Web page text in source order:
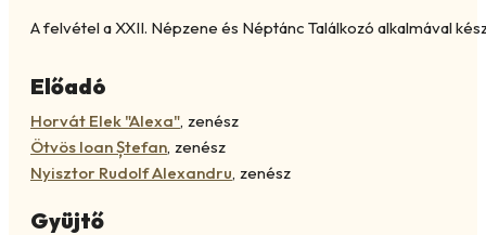
A felvétel a XXII. Népzene és Néptánc Találkozó alkalmával
Előadó
Horvát Elek "Alexa", zenész
Ötvös Ioan Ștefan, zenész
Nyisztor Rudolf Alexandru, zenész
Gyüjtő